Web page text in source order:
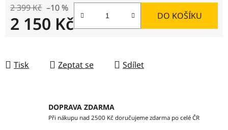
2 399 Kč –10 %
2 150 Kč DO KOŠÍKU
Tisk Zeptat se Sdílet
DOPRAVA ZDARMA
Při nákupu nad 2500 Kč doručujeme zdarma po celé ČR